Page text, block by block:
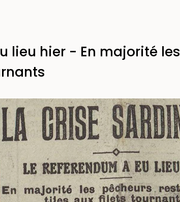
lieu hier - En majorité les